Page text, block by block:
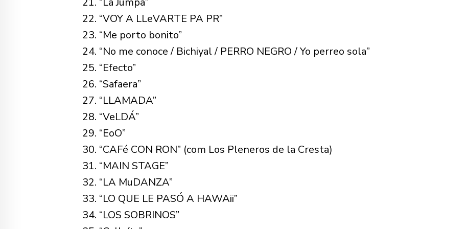
“VOY A LLeVARTE PA PR”
“Me porto bonito”
“No me conoce / Bichiyal / PERRO NEGRO / Yo perreo sola”
“Efecto”
“Safaera”
“LLAMADA”
“VeLDÁ”
“EoO”
“CAFé CON RON” (com Los Pleneros de la Cresta)
“MAIN STAGE”
“LA MuDANZA”
“LO QUE LE PASÓ A HAWAii”
“LOS SOBRINOS”